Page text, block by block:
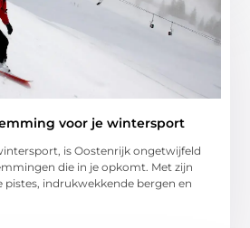
voor je wintersport
is Oostenrijk ongetwijfeld
die in je opkomt. Met zijn
indrukwekkende bergen en